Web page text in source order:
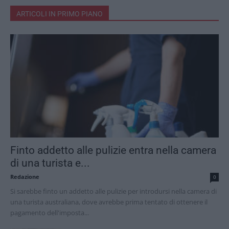
ARTICOLI IN PRIMO PIANO
Finto addetto alle pulizie entra nella camera
di una turista e...
Redazione 0
Si sarebbe finto un addetto alle pulizie per introdursi nella camera di
una turista australiana, dove avrebbe prima tentato di ottenere il
pagamento dell'imposta...